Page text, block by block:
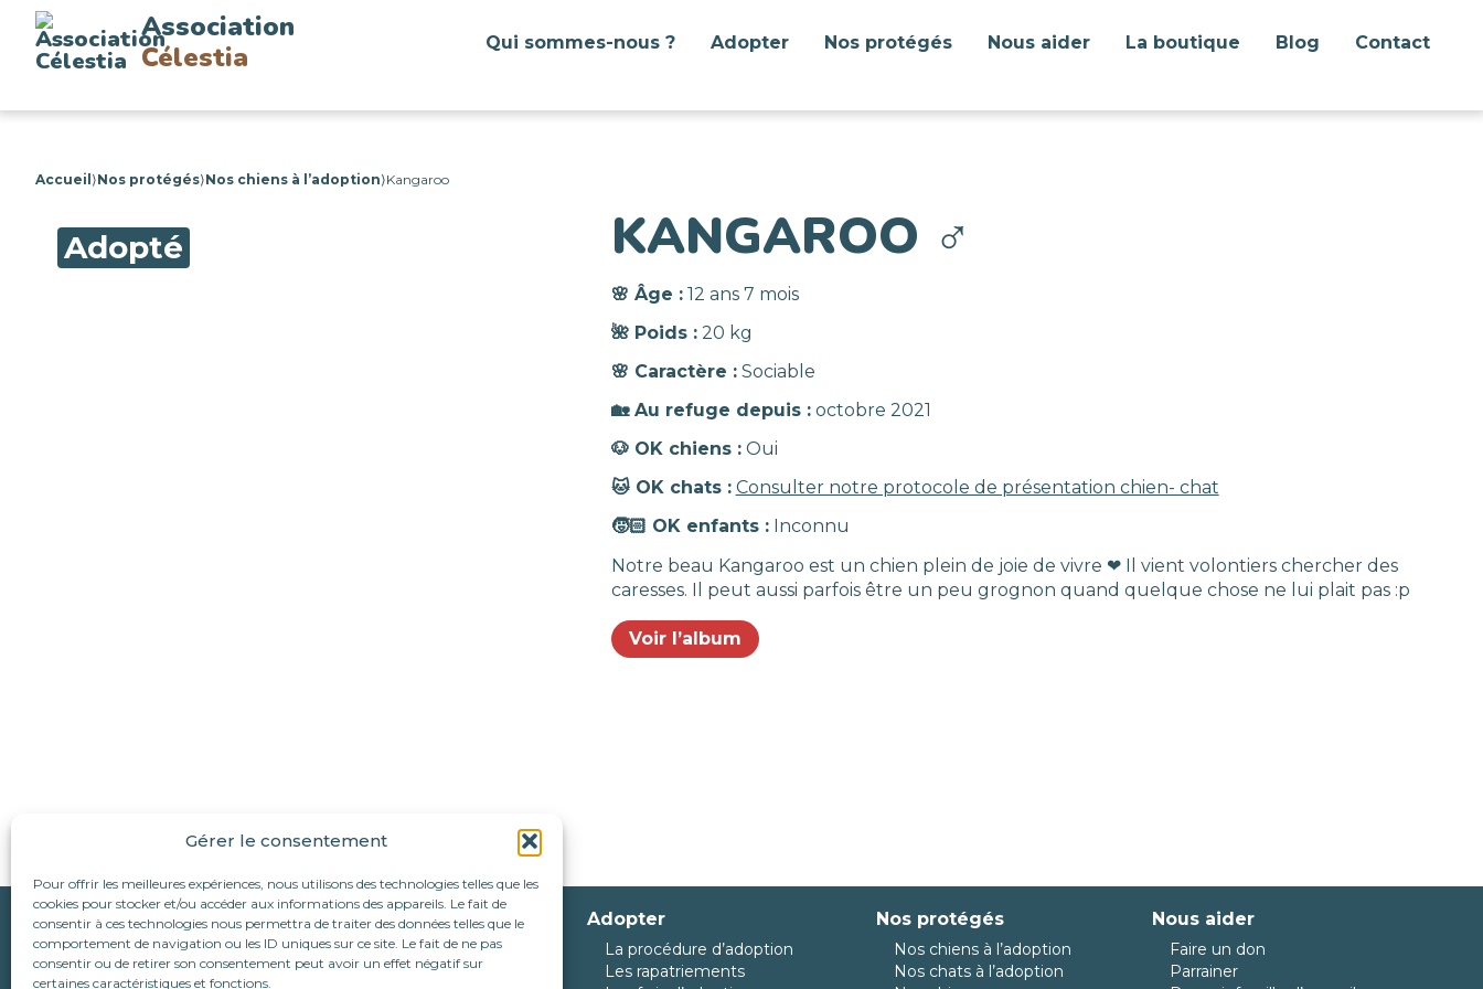
Gérer le consentement
Pour offrir les meilleures expériences, nous utilisons des technologies telles que les
cookies pour stocker et/ou accéder aux informations des appareils. Le fait de
consentir à ces technologies nous permettra de traiter des données telles que le
comportement de navigation ou les ID uniques sur ce site. Le fait de ne pas
consentir ou de retirer son consentement peut avoir un effet négatif sur
certaines caractéristiques et fonctions.
Association
Célestia
Qui sommes-nous ? Adopter Nos protégés Nous aider La boutique Blog Contact
Accueil ⟩Nos protégés⟩Nos chiens à l’adoption⟩Kangaroo
Adopté KANGAROO ♂️
🌸 Âge :12 ans 7 mois
🌺 Poids :20 kg
🌸 Caractère :Sociable
🏡 Au refuge depuis :octobre 2021
🐶 OK chiens :Oui
🐱 OK chats : Consulter notre protocole de présentation chien- chat
🧒🏻 OK enfants :Inconnu
Notre beau Kangaroo est un chien plein de joie de vivre ❤ Il vient volontiers chercher des
caresses. Il peut aussi parfois être un peu grognon quand quelque chose ne lui plait pas :p
Voir l’album
Suivez-nous :
Nous écrire
Qui sommes-nous ?
L’association
Le refuge d’Alina & Anda
Adopter
La procédure d’adoption
Les rapatriements
Nos protégés
Nos chiens à l’adoption
Nos chats à l’adoption
Nous aider
Faire un don
Parrainer